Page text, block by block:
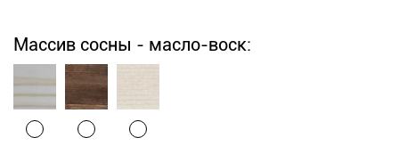
Массив сосны - масло-воск: